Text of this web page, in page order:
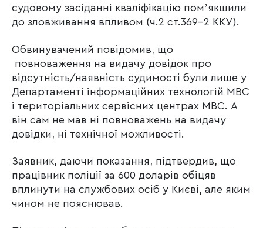
судовому засіданні кваліфікацію помʼякшили
до зловживання впливом (ч.2 ст.369-2 ККУ).
Обвинувачений повідомив, що
повноваження на видачу довідок про
відсутність/наявність судимості були лише у
Департаменті інформаційних технологій МВС
і територіальних сервісних центрах МВС. А
він сам не мав ні повноважень на видачу
довідки, ні технічної можливості.
Заявник, даючи показання, підтвердив, що
працівник поліції за 600 доларів обіцяв
вплинути на службових осіб у Києві, але яким
чином не пояснював.